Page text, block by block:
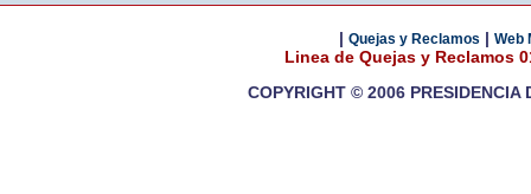
| Quejas y Reclamos | Web
Linea de Quejas y Reclamos
COPYRIGHT © 2006 PRESIDENCIA